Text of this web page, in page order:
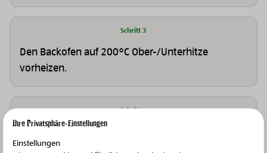
Schritt 3
Den Backofen auf 200°C Ober-/Unterhitze
vorheizen.
Schritt 4
Stellen bereits leicht schwarz wird.
Ihre Privatsphäre-Einstellungen
Einstellungen